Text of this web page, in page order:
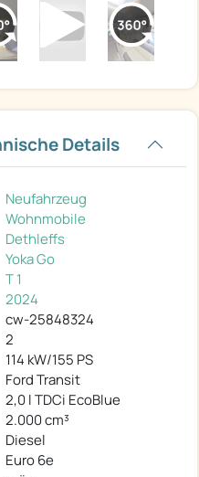
Details
Neufahrzeug
Wohnmobile
Dethleffs
Yoka Go
T 1
2024
cw-25848324
2
114 kW/155 PS
Ford Transit
2,0 l TDCi EcoBlue
2.000 cm³
Diesel
Euro 6e